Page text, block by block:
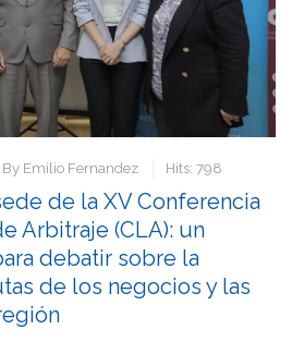
Emilio Fernandez Hits: 798
de la XV Conferencia
Arbitraje (CLA): un
debatir sobre la
de los negocios y las